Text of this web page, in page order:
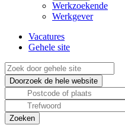
Werkzoekende
Werkgever
Vacatures
Gehele site